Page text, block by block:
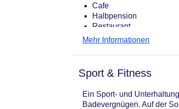
Cafe
Halbpension
Restaurant
Mehr Informationen
Sport & Fitness
Ein Sport- und
Badevergnügen. Auf der